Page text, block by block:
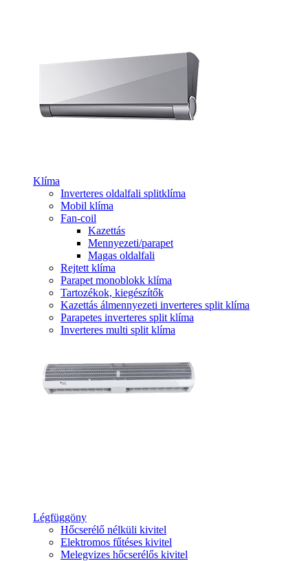
Klíma
Inverteres oldalfali splitklíma
Mobil klíma
Fan-coil
Kazettás
Mennyezeti/parapet
Magas oldalfali
Rejtett klíma
Parapet monoblokk klíma
Tartozékok, kiegészítők
Kazettás álmennyezeti inverteres split klíma
Parapetes inverteres split klíma
Inverteres multi split klíma
Légfüggöny
Hőcserélő nélküli kivitel
Elektromos fűtéses kivitel
Melegvizes hőcserélős kivitel